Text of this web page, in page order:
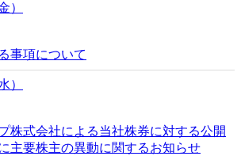
）
事項について
）
株式会社による当社株券に対する公開
主要株主の異動に関するお知らせ